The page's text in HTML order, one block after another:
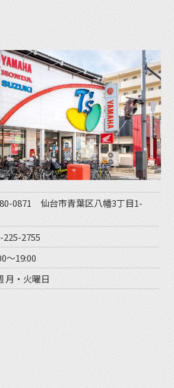
0871 仙台市青葉区八幡3丁目1-
225-2755
〜19:00
月・火曜日